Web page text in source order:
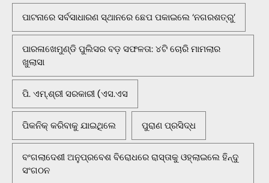
ପାଟନାରେ ସର୍ବସାଧାରଣ ସ୍ଥାନରେ ଛେପ ପକାଇଲେ ‘ନଗରଶତ୍ରୁ’
ପାରଳାଖେମୁଣ୍ଡି ପୁଲିସର ବଡ଼ ସଫଳତା: ୪ଟି ଚୋରି ମାମଲାର
ଖୁଲାସା
ପି. ଏମ୍.ଶ୍ରୀ ସରକାରୀ (ଏସ.ଏସ
ପିକନିକ୍‌ କରିବାକୁ ଯାଇଥିଲେ ପୁରାଣ ପ୍ରସିଦ୍ଧ
ବଂଗଲାଦେଶୀ ଅନୁପ୍ରବେଶ ବିରୋଧରେ ରାସ୍ତାକୁ ଓହ୍ଲାଇଲେ ହିନ୍ଦୁ
ସଂଗଠନ